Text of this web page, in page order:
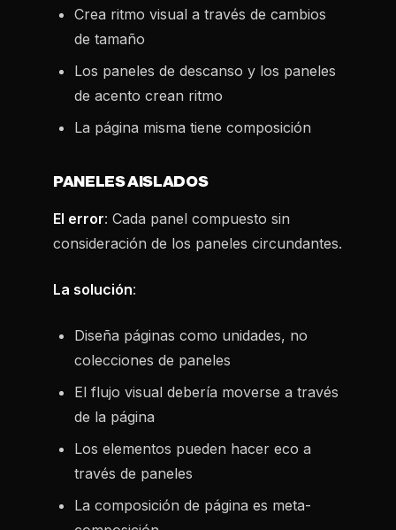
Crea ritmo visual a través de cambios
de tamaño
Los paneles de descanso y los paneles
de acento crean ritmo
La página misma tiene composición
PANELES AISLADOS
El error: Cada panel compuesto sin
consideración de los paneles circundantes.
La solución:
Diseña páginas como unidades, no
colecciones de paneles
El flujo visual debería moverse a través
de la página
Los elementos pueden hacer eco a
través de paneles
La composición de página es meta-